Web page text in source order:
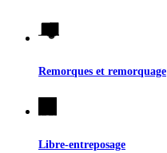
Remorques et remorquage
Libre-entreposage